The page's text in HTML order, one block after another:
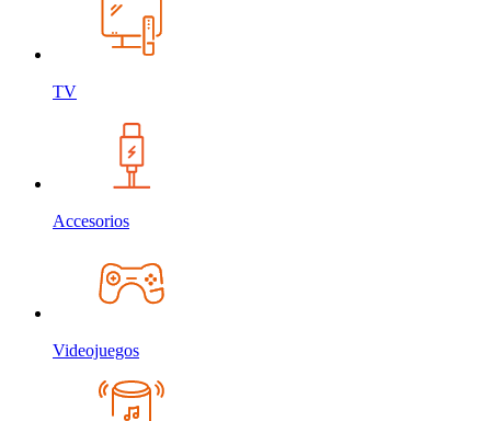
TV
Accesorios
Videojuegos